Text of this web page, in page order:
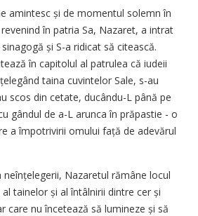
amintesc și de momentul solemn în
în patria Sa, Nazaret, a intrat
și S-a ridicat să citească.
în capitolul al patrulea că iudeii
taina cuvintelor Sale, s-au
scos din cetate, ducându-L până pe
gândul de a-L arunca în prăpastie - o
a împotrivirii omului față de adevărul
Nazaretul rămâne locul
tainelor și al întâlnirii dintre cer și
care nu încetează să lumineze și să